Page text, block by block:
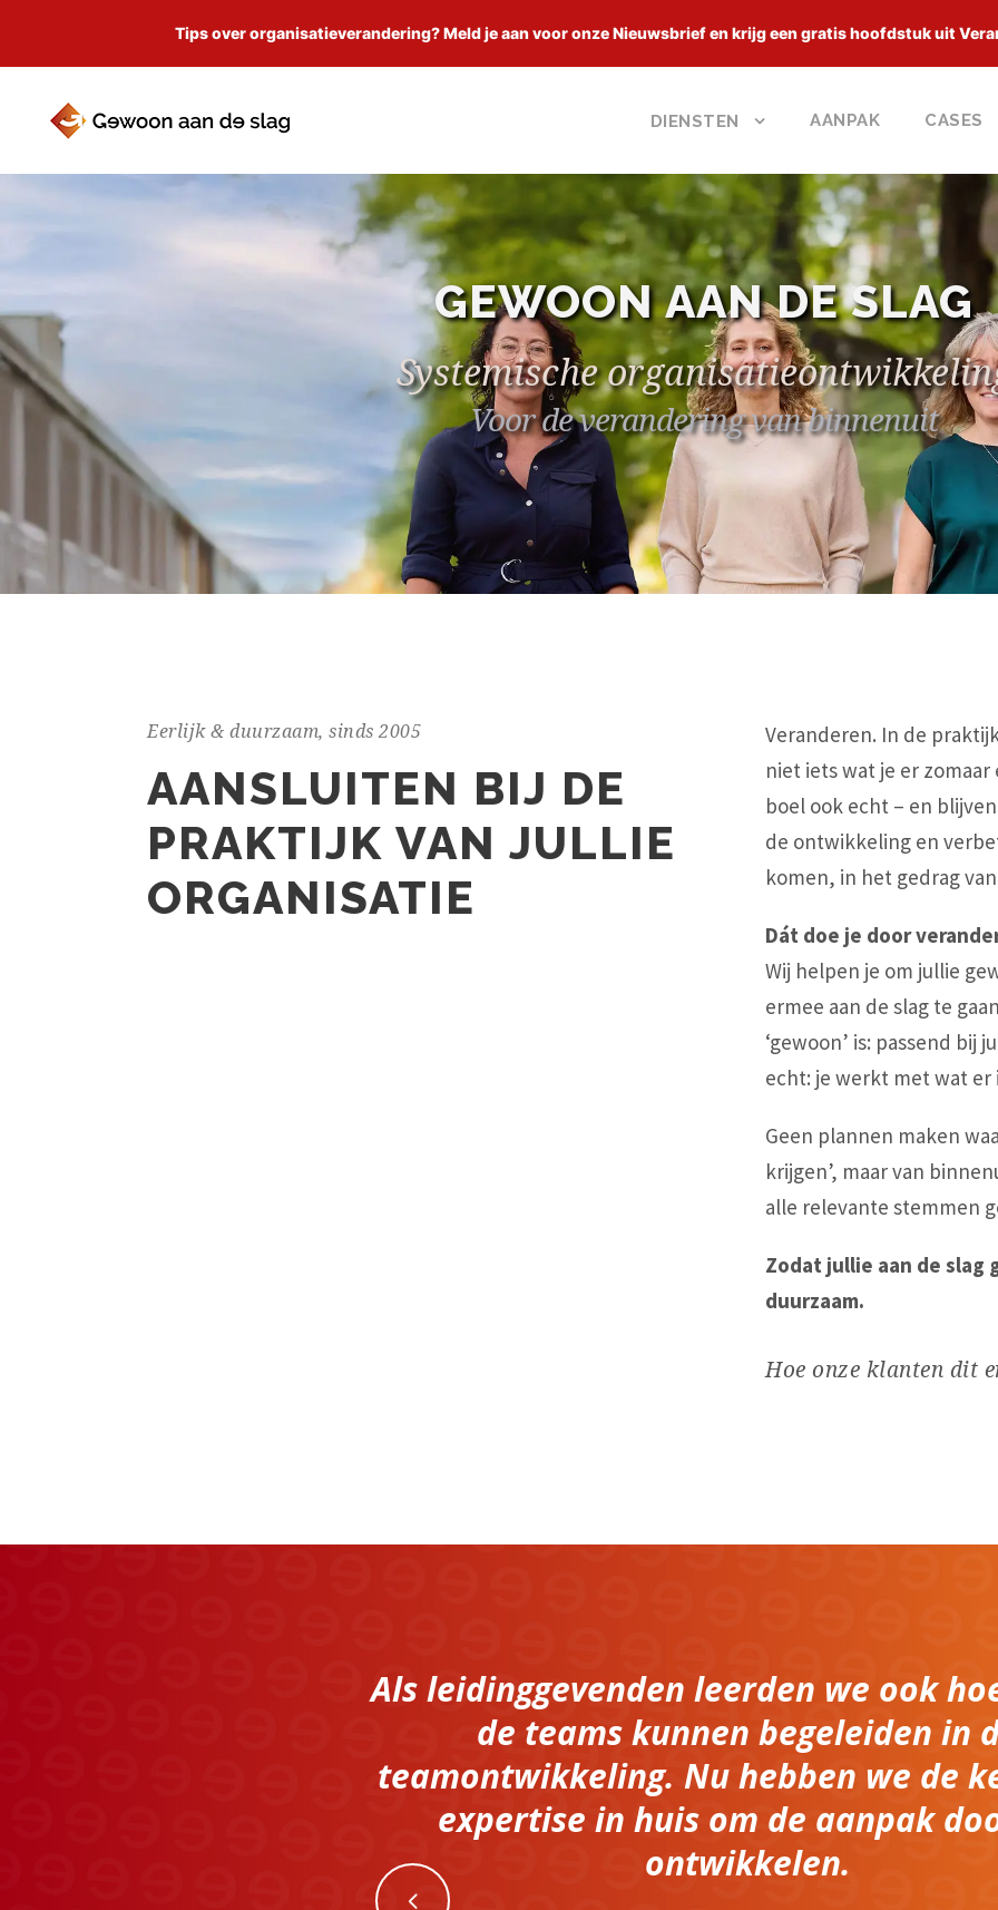
Tips over organisatieverandering? Meld je aan voor onze Nieuwsbrief en krijg een gratis hoofdstuk uit
DIENSTEN AANPAK CASES
GEWOON AAN DE SLAG
Systemische
Voor de verandering van binnenuit
Eerlijk & duurzaam, sinds 2005
AANSLUITEN BIJ DE
PRAKTIJK VAN JULLIE
ORGANISATIE
Veranderen. In de
niet iets wat je er
boel ook echt – en
de ontwikkeling en
komen, in het gedrag
Dát doe je door
Wij helpen je om jullie
ermee aan de slag te
‘gewoon’ is: passend
echt: je werkt met wat er
Geen plannen maken
krijgen’, maar van
alle relevante stemmen
Zodat jullie aan de slag
duurzaam.
Hoe onze klanten dit
Als leidinggevenden leerden we ook
de teams kunnen begeleiden in
teamontwikkeling. Nu hebben we de
expertise in huis om de aanpak
ontwikkelen.